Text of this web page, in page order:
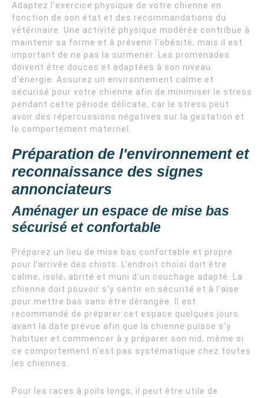
Adaptez l'exercice physique de votre chienne en
fonction de son état et des recommandations du
vétérinaire. Une activité physique modérée contribue à
maintenir sa forme et à prévenir l'obésité, mais il est
important de ne pas la surmener. Les promenades
doivent être douces et adaptées à son niveau
d'énergie. Assurez un environnement calme et
sécurisé pour votre chienne afin de minimiser le stress
pendant cette période délicate, car le stress peut
avoir des répercussions négatives sur la gestation et
le comportement maternel.
Préparation de l'environnement et
reconnaissance des signes
annonciateurs
Aménager un espace de mise bas
sécurisé et confortable
Préparez un lieu de mise bas confortable et propre
pour l'arrivée des chiots. L'endroit choisi doit être
calme, isolé, abrité et muni d'un couchage adapté. La
chienne doit pouvoir s'y sentir en sécurité et à l'aise
pour mettre bas sans être dérangée. Il est
recommandé de préparer cet espace quelques jours
avant la date prévue afin que la chienne puisse s'y
habituer et commencer à y préparer son nid, même si
ce comportement n'est pas systématique chez toutes
les chiennes.
Pour les races à poils longs, il peut être utile de